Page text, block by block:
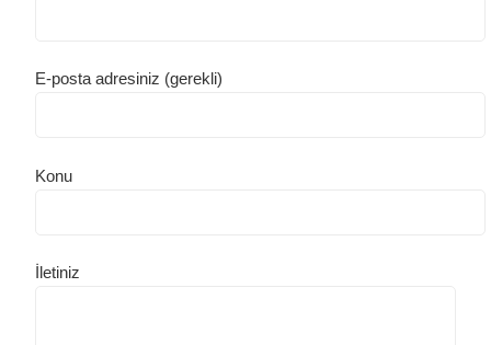
E-posta adresiniz (gerekli)
Konu
İletiniz